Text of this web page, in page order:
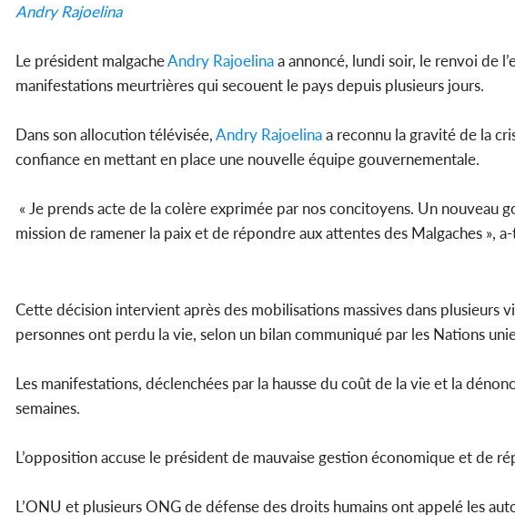
Andry Rajoelina
Le président malgacheAndry Rajoelinaa annoncé, lundi soir, le renvoi de
manifestations meurtrières qui secouent le pays depuis plusieurs jours.
Dans son allocution télévisée,Andry Rajoelinaa reconnu la gravité de la
confiance en mettant en place une nouvelle équipe gouvernementale.
« Je prends acte de la colère exprimée par nos concitoyens. Un nouveau
mission de ramener la paix et de répondre aux attentes des Malgaches »,
Cette décision intervient après des mobilisations massives dans plusieurs
personnes ont perdu la vie, selon un bilan communiqué par les Nations
Les manifestations, déclenchées par la hausse du coût de la vie et la
semaines.
L’opposition accuse le président de mauvaise gestion économique et de
L’ONU et plusieurs ONG de défense des droits humains ont appelé les